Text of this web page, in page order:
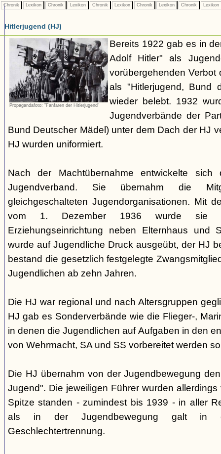
Chronik Lexikon Chronik Lexikon Chronik Lexikon Chronik Lexikon Chronik Lexikon
Hitlerjugend (HJ)
Propagandafoto: "Fanfaren der Hitlerjugend"
Bereits 1922 gab es in
Adolf Hitler" als
vorübergehenden Verbot
als "Hitlerjugend, Bund
wieder belebt. 1932
Jugendverbände der
Bund Deutscher Mädel) unter dem Dach der HJ
HJ wurden uniformiert.
Nach der Machtübernahme entwickelte
Jugendverband. Sie übernahm die
gleichgeschalteten Jugendorganisationen. Mit
vom 1. Dezember 1936 wurde sie
Erziehungseinrichtung neben Elternhaus und
wurde auf Jugendliche Druck ausgeübt, der HJ
bestand die gesetzlich festgelegte
Jugendlichen ab zehn Jahren.
Die HJ war regional und nach Altersgruppen
HJ gab es Sonderverbände wie die Flieger-,
in denen die Jugendlichen auf Aufgaben in den
von Wehrmacht, SA und SS vorbereitet werden
Die HJ übernahm von der Jugendbewegung
Jugend". Die jeweiligen Führer wurden
Spitze standen - zumindest bis 1939 - in aller
als in der Jugendbewegung galt in
Geschlechtertrennung.